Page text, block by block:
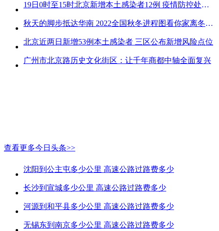
19日0时至15时北京新增本土感染者12例 疫情防控处关键时刻
秋天的脚步抵达华南 2022全国秋冬进程图看你家离冬天有多远
北京近两日新增53例本土感染者 三区公布新增风险点位
广州市北京路历史文化街区：让千年商都中轴全面复兴
查看更多今日头条>>
沈阳到公主屯多少公里 高速公路过路费多少
长沙到宣城多少公里 高速公路过路费多少
河源到和平县多少公里 高速公路过路费多少
无锡东到南京多少公里 高速公路过路费多少